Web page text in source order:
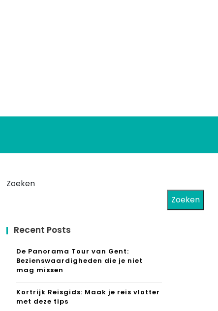
Zoeken
Zoeken
Recent Posts
De Panorama Tour van Gent:
Bezienswaardigheden die je niet
mag missen
Kortrijk Reisgids: Maak je reis vlotter
met deze tips